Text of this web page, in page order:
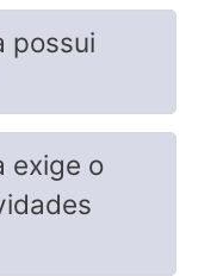
possui
exige o